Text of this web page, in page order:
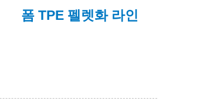
폼 TPE 펠렛화 라인